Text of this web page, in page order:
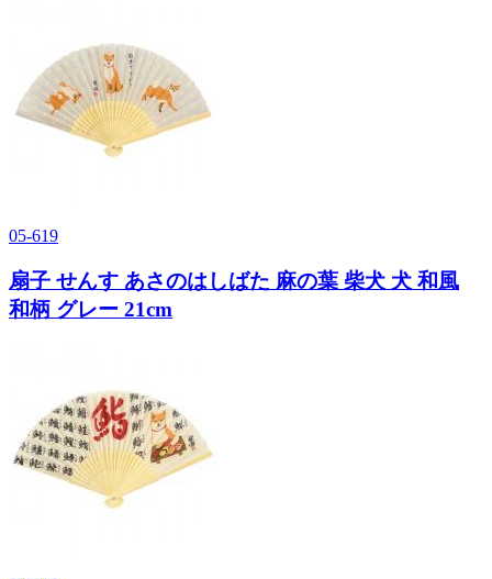
05-619
扇子 せんす あさのはしばた 麻の葉 柴犬 犬 和風
和柄 グレー 21cm